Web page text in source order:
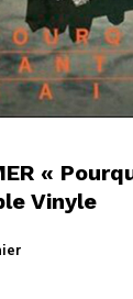
«
Vinyle